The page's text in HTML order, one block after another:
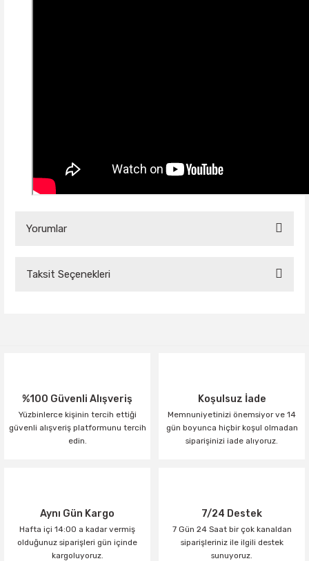
Yorumlar
Taksit Seçenekleri
%100 Güvenli Alışveriş
Yüzbinlerce kişinin tercih ettiği
güvenli alışveriş platformunu tercih
edin.
Koşulsuz İade
Memnuniyetinizi önemsiyor ve 14
gün boyunca hiçbir koşul olmadan
siparişinizi iade alıyoruz.
Aynı Gün Kargo
Hafta içi 14:00 a kadar vermiş
olduğunuz siparişleri gün içinde
kargoluyoruz.
7/24 Destek
7 Gün 24 Saat bir çok kanaldan
siparişleriniz ile ilgili destek
sunuyoruz.